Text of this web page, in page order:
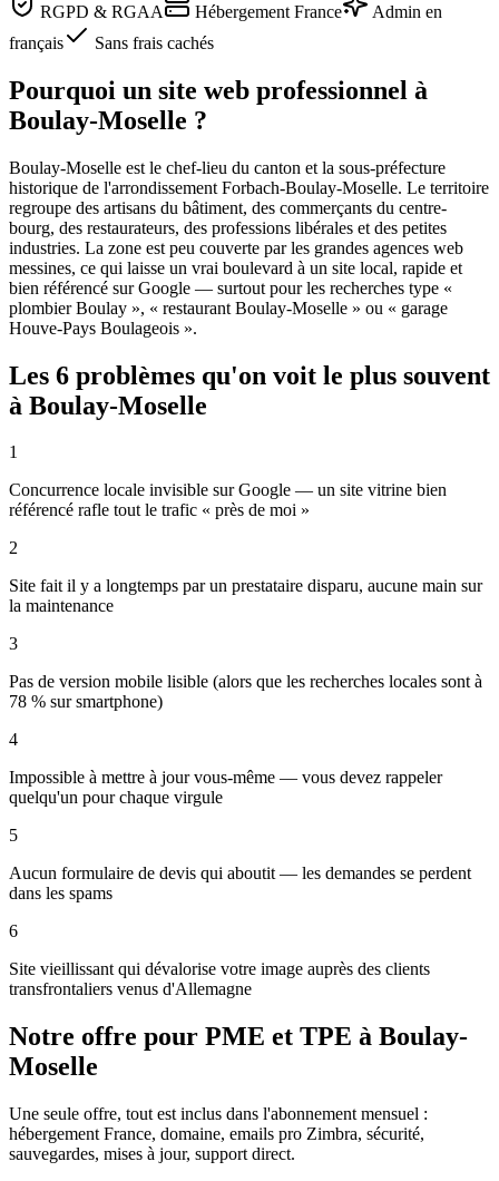
RGPD & RGAA
Hébergement France
Admin en
français
Sans frais cachés
Pourquoi un site web professionnel à
Boulay-Moselle ?
Boulay-Moselle est le chef-lieu du canton et la sous-préfecture
historique de l'arrondissement Forbach-Boulay-Moselle. Le territoire
regroupe des artisans du bâtiment, des commerçants du centre-
bourg, des restaurateurs, des professions libérales et des petites
industries. La zone est peu couverte par les grandes agences web
messines, ce qui laisse un vrai boulevard à un site local, rapide et
bien référencé sur Google — surtout pour les recherches type «
plombier Boulay », « restaurant Boulay-Moselle » ou « garage
Houve-Pays Boulageois ».
Les 6 problèmes qu'on voit le plus souvent
à Boulay-Moselle
1
Concurrence locale invisible sur Google — un site vitrine bien
référencé rafle tout le trafic « près de moi »
2
Site fait il y a longtemps par un prestataire disparu, aucune main sur
la maintenance
3
Pas de version mobile lisible (alors que les recherches locales sont à
78 % sur smartphone)
4
Impossible à mettre à jour vous-même — vous devez rappeler
quelqu'un pour chaque virgule
5
Aucun formulaire de devis qui aboutit — les demandes se perdent
dans les spams
6
Site vieillissant qui dévalorise votre image auprès des clients
transfrontaliers venus d'Allemagne
Notre offre pour PME et TPE à Boulay-
Moselle
Une seule offre, tout est inclus dans l'abonnement mensuel :
hébergement France, domaine, emails pro Zimbra, sécurité,
sauvegardes, mises à jour, support direct.